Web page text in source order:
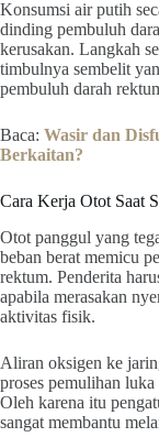
Konsumsi air putih
dinding pembuluh
kerusakan. Langkah
timbulnya sembelit
pembuluh darah
Baca: Wasir dan
Berkaitan?
Cara Kerja Otot Saat
Otot panggul yang
beban berat memicu
rektum. Penderita
apabila merasakan
aktivitas fisik.
Aliran oksigen ke
proses pemulihan
Oleh karena itu
sangat membantu